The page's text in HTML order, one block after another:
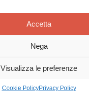
Accetta
Nega
Visualizza le preferenze
Cookie PolicyPrivacy Policy